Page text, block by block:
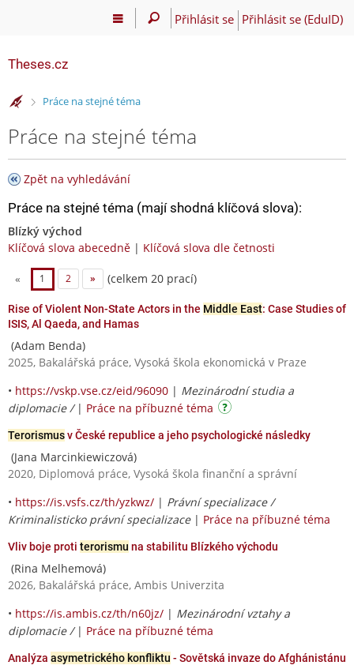
Přihlásit se Přihlásit se (EduID)
Theses.cz
>Práce na stejné téma
Práce na stejné téma
Zpět na vyhledávání
Práce na stejné téma (mají shodná klíčová slova):
Blízký východ
Klíčová slova abecedně | Klíčová slova dle četnosti
« 1 2 » (celkem 20 prací)
Rise of Violent Non-State Actors in the Middle East: Case Studies of
ISIS, Al Qaeda, and Hamas
(Adam Benda)
2025, Bakalářská práce, Vysoká škola ekonomická v Praze
• https://vskp.vse.cz/eid/96090 | Mezinárodní studia a
diplomacie / | Práce na příbuzné téma
Terorismusv České republice a jeho psychologické následky
(Jana Marcinkiewiczová)
2020, Diplomová práce, Vysoká škola finanční a správní
• https://is.vsfs.cz/th/yzkwz/ | Právní specializace /
Kriminalisticko právní specializace| Práce na příbuzné téma
Vliv boje proti terorismu na stabilitu Blízkého východu
(Rina Melhemová)
2026, Bakalářská práce, Ambis Univerzita
• https://is.ambis.cz/th/n60jz/ | Mezinárodní vztahy a
diplomacie / | Práce na příbuzné téma
Analýza asymetrického konfliktu - Sovětská invaze do Afghánistánu